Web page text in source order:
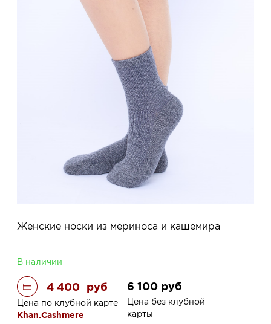
Женские носки из мериноса и кашемира
В наличии
4 400 руб
Цена по клубной карте
Khan.Cashmere
6 100 руб
Цена без клубной
карты